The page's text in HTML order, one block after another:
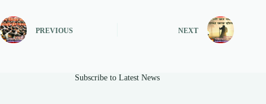
PREVIOUS NEXT
Subscribe to Latest News